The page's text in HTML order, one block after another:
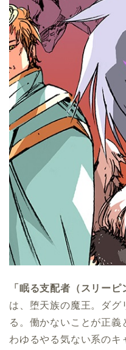
「眠る支配者（スリーピ
は、堕天族の魔王。ダグ
る。働かないことが正義
わゆるやる気ない系のキ